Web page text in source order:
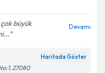
büyük
Devamı
Haritada Göster
27080